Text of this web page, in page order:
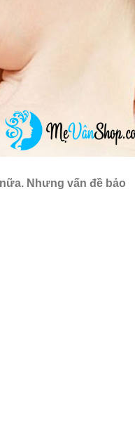
Nhưng vấn đề bảo